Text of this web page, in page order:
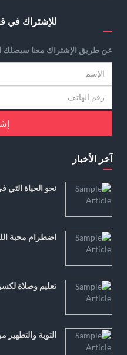
للإشتراك في
عن طريق الإشتراك معنا سيصلك
آخر الأخبار
نحو الحياة التي
اضطرام محبة
تعليم وصلاة
التوبة